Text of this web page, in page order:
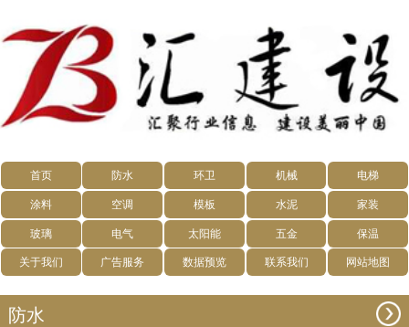
首页 防水 环卫 机械 电梯
涂料 空调 模板 水泥 家装
玻璃 电气 太阳能 五金 保温
关于我们 广告服务 数据预览 联系我们 网站地图
防水